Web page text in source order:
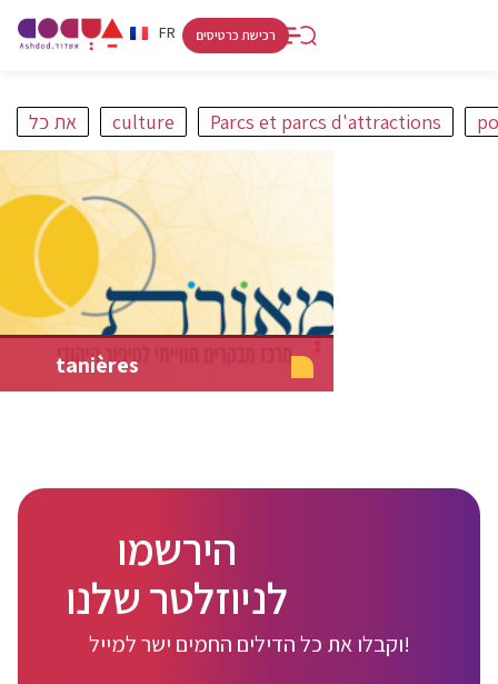
FR
HE
רכישת כרטיסים
מסלולים חופים אמנות ותרבות אתרים קניות ולינה
את כל culture Parcs et parcs d'attractions
tanières
הירשמו
לניוזלטר שלנו
וקבלו את כל הדילים החמים ישר למייל!